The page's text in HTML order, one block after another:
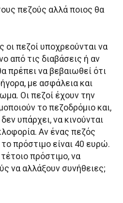
πεζούς αλλά ποιος θα
οι πεζοί υποχρεούνται να
από τις διαβάσεις ή αν
πρέπει να βεβαιωθεί ότι
με ασφάλεια και
Οι πεζοί έχουν την
το πεζοδρόμιο και,
υπάρχει, να κινούνται
Αν ένας πεζός
πρόστιμο είναι 40 ευρώ.
πρόστιμο, να
να αλλάξουν συνήθειες;